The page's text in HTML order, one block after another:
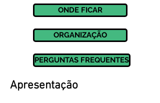
ONDE FICAR
ORGANIZAÇÃO
PERGUNTAS FREQUENTES
Apresentação